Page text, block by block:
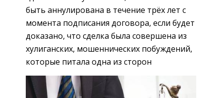
быть аннулирована в течение трёх лет с
момента подписания договора, если будет
доказано, что сделка была совершена из
хулиганских, мошеннических побуждений,
которые питала одна из сторон